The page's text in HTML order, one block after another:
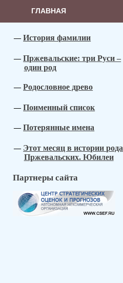
ГЛАВНАЯ
История фамилии
Пржевальские: три Руси –
один род
Родословное древо
Поименный список
Потерянные имена
Этот месяц в истории рода
Пржевальских. Юбилеи
Партнеры сайта